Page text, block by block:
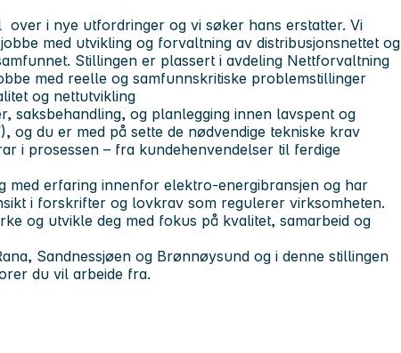
over i nye utfordringer og vi søker hans erstatter. Vi
med utvikling og forvaltning av distribusjonsnettet og
Stillingen er plassert i avdeling Nettforvaltning
med reelle og samfunnskritiske problemstillinger
og nettutvikling
saksbehandling, og planlegging innen lavspent og
og du er med på sette de nødvendige tekniske krav
i prosessen – fra kundehenvendelser til ferdige
med erfaring innenfor elektro-energibransjen og har
i forskrifter og lovkrav som regulerer virksomheten.
og utvikle deg med fokus på kvalitet, samarbeid og
Sandnessjøen og Brønnøysund og i denne stillingen
du vil arbeide fra.